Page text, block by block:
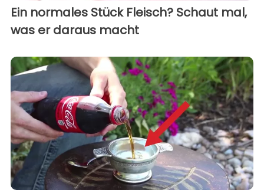
Ein normales Stück Fleisch? Schaut mal,
was er daraus macht